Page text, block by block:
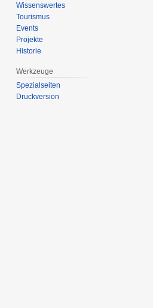
Wissenswertes
Tourismus
Events
Projekte
Historie
Werkzeuge
Spezialseiten
Druckversion